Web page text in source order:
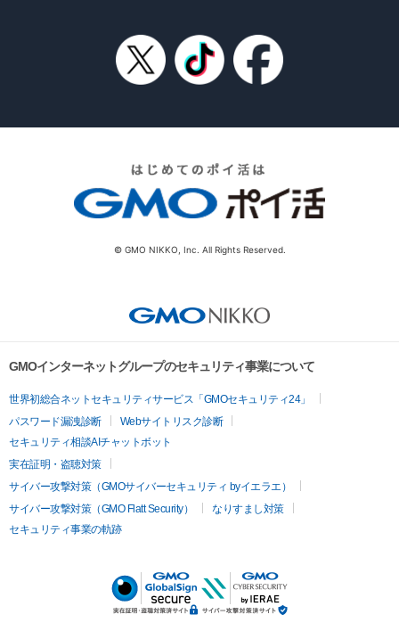
© GMO NIKKO, Inc. All Rights Reserved.
GMOインターネットグループのセキュリティ事業について
世界初総合ネットセキュリティサービス「GMOセキュリティ24」
パスワード漏洩診断
Webサイトリスク診断
セキュリティ相談AIチャットボット
実在証明・盗聴対策
サイバー攻撃対策（GMOサイバーセキュリティ byイエラエ）
サイバー攻撃対策（GMO Flatt Security）
なりすまし対策
セキュリティ事業の軌跡